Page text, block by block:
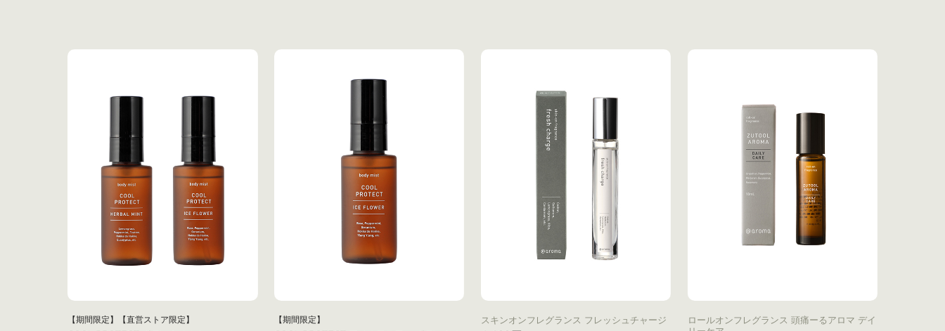
【期間限定】【直営ストア限定】 【期間限定】 スキンオンフレグランス フレッシュチャージ
ロールオンフレグランス 頭痛ーるアロマ デイ